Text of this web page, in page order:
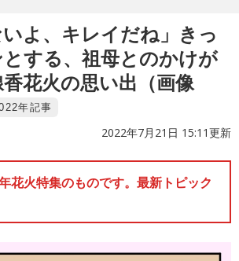
いよ、キレイだね」きっ
する、祖母とのかけが
花火の思い出（画像
年記事
2022年7月21日 15:11更新
花火特集のものです。最新トピック